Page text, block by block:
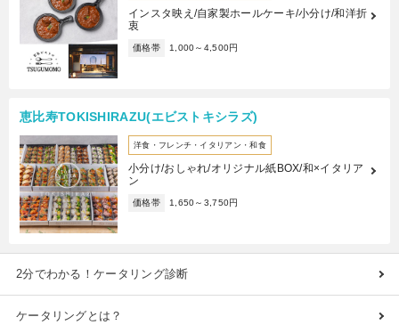
インスタ映え/自家製ホールケーキ/小分け/和洋折
衷
価格帯 1,000～4,500円
恵比寿TOKISHIRAZU(エビストキシラズ)
洋食・フレンチ・イタリアン・和食
小分け/おしゃれ/オリジナル紙BOX/和×イタリア
ン
価格帯 1,650～3,750円
2分でわかる！ケータリング診断
ケータリングとは？